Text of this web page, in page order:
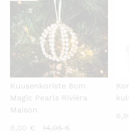
Kuusenkoriste 8cm
Magic Pearls Rivièra
Maison
8,00 €
Nykyinen
14,95€Alkuperäinen